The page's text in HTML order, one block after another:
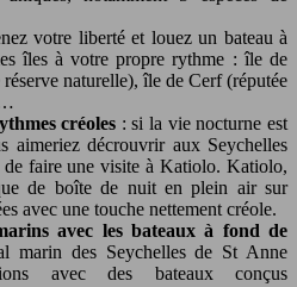
votre liberté et louez un bateau à
îles à votre propre rythme : île de
naturelle), île de Cerf (réputée
…
créoles : si la vie nocturne est
aimeriez décrouvrir aux Seychelles
de faire une visite à Katiolo. Katiolo,
de boîte de nuit en plein air sur
avec une touche nettement créole.
avec les bateaux à fond de
marin des Seychelles de St Anne
avec des bateaux conçus